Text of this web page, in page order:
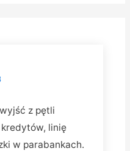
z pętli
linię
w parabankach.